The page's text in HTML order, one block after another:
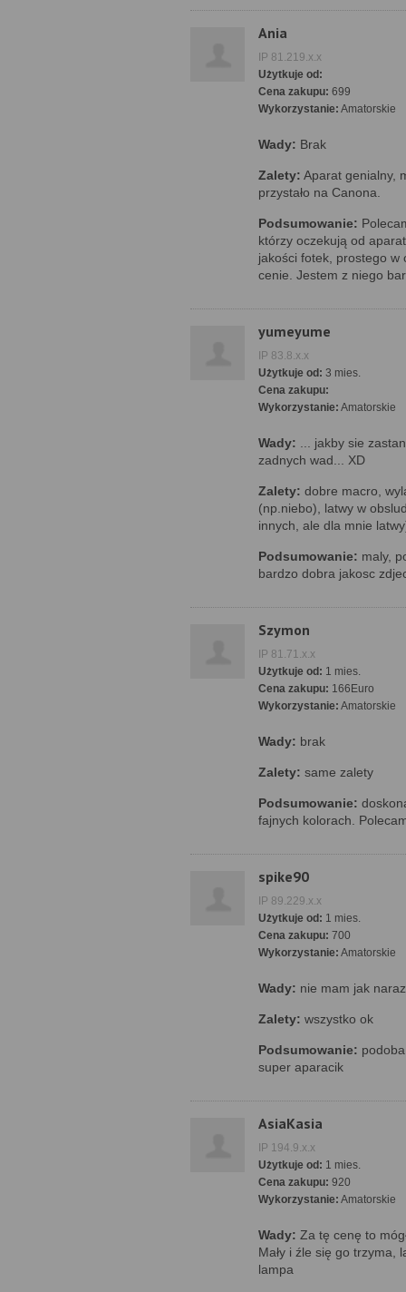
Ania
IP 81.219.x.x
Użytkuje od:
Cena zakupu: 699
Wykorzystanie: Amatorskie
Wady: Brak
Zalety: Aparat genialny,
przystało na Canona.
Podsumowanie:
którzy oczekują od
jakości fotek, prostego w
cenie. Jestem z niego
yumeyume
IP 83.8.x.x
Użytkuje od: 3 mies.
Cena zakupu:
Wykorzystanie: Amatorskie
Wady: ... jakby sie
zadnych wad... XD
Zalety: dobre macro,
(np.niebo), latwy w
innych, ale dla mnie
Podsumowanie: maly,
bardzo dobra jakosc
Szymon
IP 81.71.x.x
Użytkuje od: 1 mies.
Cena zakupu: 166Euro
Wykorzystanie: Amatorskie
Wady: brak
Zalety: same zalety
Podsumowanie:
fajnych kolorach.
spike90
IP 89.229.x.x
Użytkuje od: 1 mies.
Cena zakupu: 700
Wykorzystanie: Amatorskie
Wady: nie mam jak
Zalety: wszystko ok
Podsumowanie:
super aparacik
AsiaKasia
IP 194.9.x.x
Użytkuje od: 1 mies.
Cena zakupu: 920
Wykorzystanie: Amatorskie
Wady: Za tę cenę to
Mały i źle się go trzyma,
lampa